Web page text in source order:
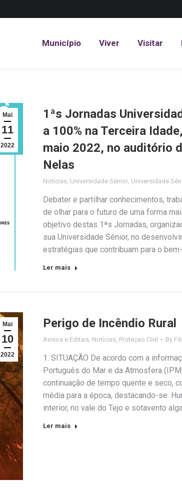
Município Viver Visitar
Mai
11
2022
1ªs Jornadas
a 100% na Terceira
maio 2022, no auditório
Nelas
Notícias, Universidade Sénior, Universidade
Debater e partilhar conhecimentos,
de olhar para o futuro de uma forma
objetivo destas 1ªs Jornadas,
sua Universidade Sénior, no
estratégias que contribuam para o
Ler mais
Mai
10
2022
Perigo de Incêndio Rural
Avisos e Editais, Notícias, Proteçao Civil By
1. SITUAÇÃO De acordo com a
Português do Mar e da Atmosfera
continuação de tempo quente e seco,
média para a época, destacando-se:
interior, no vale do Tejo e sotavento
Ler mais
Município Viver Visitar